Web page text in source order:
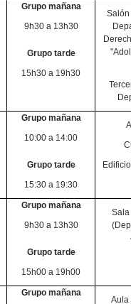
Grupo mañana
9h30 a 13h30
Grupo tarde
15h30 a 19h30
Salón
Grupo mañana
10:00 a 14:00
Grupo tarde
15:30 a 19:30
Grupo mañana
9h30 a 13h30
Grupo tarde
15h00 a 19h00
Sala
Grupo mañana
Aula